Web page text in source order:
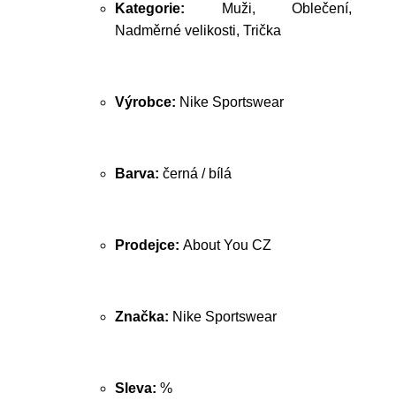
Kategorie: Muži, Oblečení,
Nadměrné velikosti, Trička
Výrobce: Nike Sportswear
Barva: černá / bílá
Prodejce: About You CZ
Značka: Nike Sportswear
Sleva: %